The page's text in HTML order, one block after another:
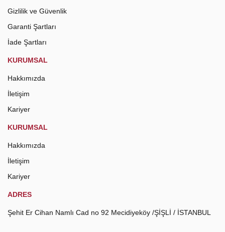
Gizlilik ve Güvenlik
Garanti Şartları
İade Şartları
KURUMSAL
Hakkımızda
İletişim
Kariyer
KURUMSAL
Hakkımızda
İletişim
Kariyer
ADRES
Şehit Er Cihan Namlı Cad no 92 Mecidiyeköy /ŞİŞLİ / İSTANBUL